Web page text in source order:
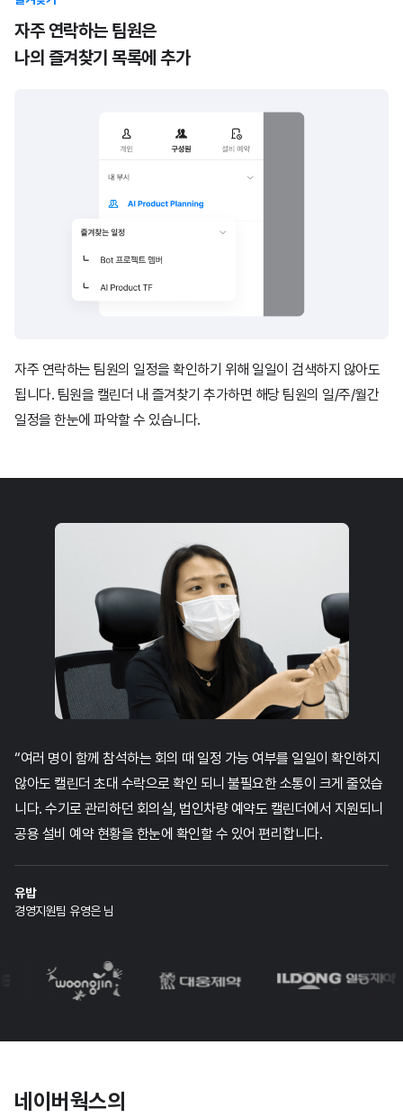
자주 연락하는 팀원은
나의 즐겨찾기 목록에 추가
자주 연락하는 팀원의 일정을 확인하기 위해 일일이 검색하지 않아도
됩니다. 팀원을 캘린더 내 즐겨찾기 추가하면 해당 팀원의 일/주/월간
일정을 한눈에 파악할 수 있습니다.
“여러 명이 함께 참석하는 회의 때 일정 가능 여부를 일일이 확인하지
않아도 캘린더 초대 수락으로 확인 되니 불필요한 소통이 크게 줄었습
니다. 수기로 관리하던 회의실, 법인차량 예약도 캘린더에서 지원되니
공용 설비 예약 현황을 한눈에 확인할 수 있어 편리합니다.
유밥
경영지원팀 유영은 님
네이버웍스의